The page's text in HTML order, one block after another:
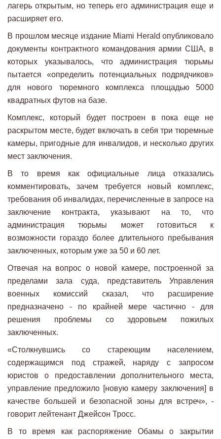
лагерь открытым, но теперь его администрация еще и
расширяет его.
В прошлом месяце издание Miami Herald опубликовало
документы контрактного командования армии США, в
которых указывалось, что администрация тюрьмы
пытается «определить потенциальных подрядчиков»
для нового тюремного комплекса площадью 5000
квадратных футов на базе.
Комплекс, который будет построен в пока еще не
раскрытом месте, будет включать в себя три тюремные
камеры, пригодные для инвалидов, и несколько других
мест заключения.
В то время как официальные лица отказались
комментировать, зачем требуется новый комплекс,
требования об инвалидах, перечисленные в запросе на
заключение контракта, указывают на то, что
администрация тюрьмы может готовиться к
возможности гораздо более длительного пребывания
заключенных, которым уже за 50 и 60 лет.
Отвечая на вопрос о новой камере, построенной за
пределами зала суда, представитель Управления
военных комиссий сказал, что расширение
предназначено - по крайней мере частично - для
решения проблемы со здоровьем пожилых
заключенных.
«Столкнувшись со стареющим населением,
содержащимся под стражей, наряду с запросом
юристов о предоставлении дополнительного места,
управление предложило [новую камеру заключения] в
качестве большей и безопасной зоны для встреч», -
говорит лейтенант Джейсон Тросс.
В то время как распоряжение Обамы о закрытии